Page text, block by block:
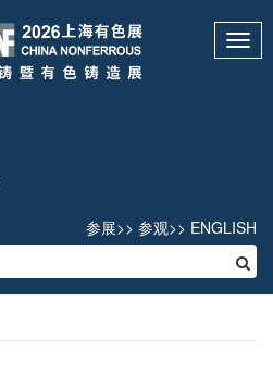
参展>> 参观>> ENGLISH